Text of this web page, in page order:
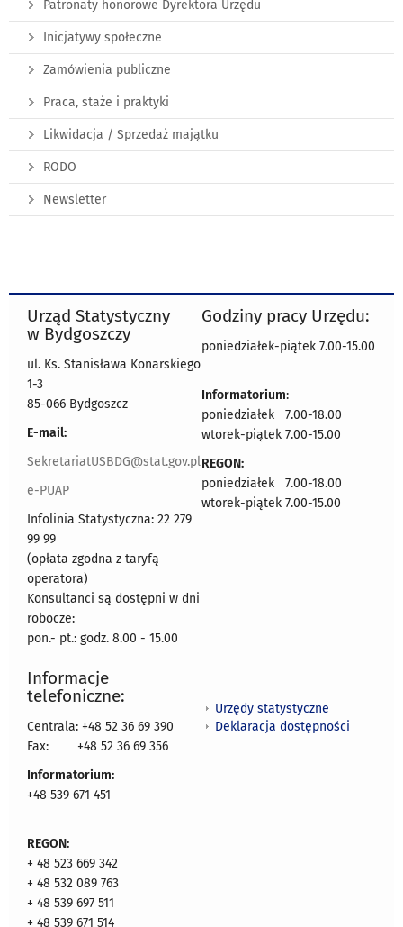
Patronaty honorowe Dyrektora Urzędu
Inicjatywy społeczne
Zamówienia publiczne
Praca, staże i praktyki
Likwidacja / Sprzedaż majątku
RODO
Newsletter
Urząd Statystyczny
w Bydgoszczy
ul. Ks. Stanisława Konarskiego
1-3
85-066 Bydgoszcz
E-mail:
SekretariatUSBDG@stat.gov.pl
e-PUAP
Infolinia Statystyczna: 22 279
99 99
(opłata zgodna z taryfą
operatora)
Konsultanci są dostępni w dni
robocze:
pon.- pt.: godz. 8.00 - 15.00
Godziny pracy Urzędu:
poniedziałek-piątek 7.00-15.00
Informatorium:
poniedziałek 7.00-18.00
wtorek-piątek 7.00-15.00
REGON:
poniedziałek 7.00-18.00
wtorek-piątek 7.00-15.00
Informacje
telefoniczne:
Centrala: +48 52 36 69 390
Fax:
+48 52 36 69 356
Informatorium:
+48 539 671 451
REGON:
+ 48 523 669 342
+ 48 532 089 763
+ 48 539 697 511
+ 48 539 671 514
Urzędy statystyczne
Deklaracja dostępności